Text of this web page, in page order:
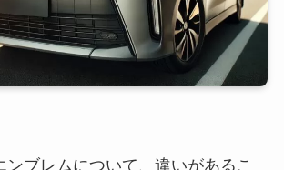
ンブレムについて、違いがあるこ